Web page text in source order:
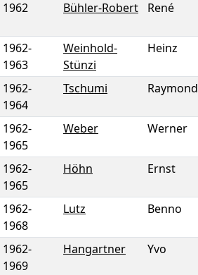
1962 Bühler-Robert René
1962-
1963
Weinhold-
Stünzi
Heinz
1962-
1964
Tschumi Raymond
1962-
1965
Weber Werner
1962-
1965
Höhn Ernst
1962-
1968
Lutz Benno
1962-
1969
Hangartner Yvo